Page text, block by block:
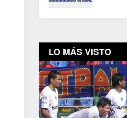
LO MÁS VISTO